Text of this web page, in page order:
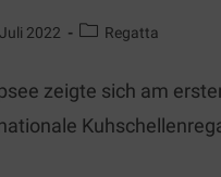
2022 Regatta
zeigte sich am